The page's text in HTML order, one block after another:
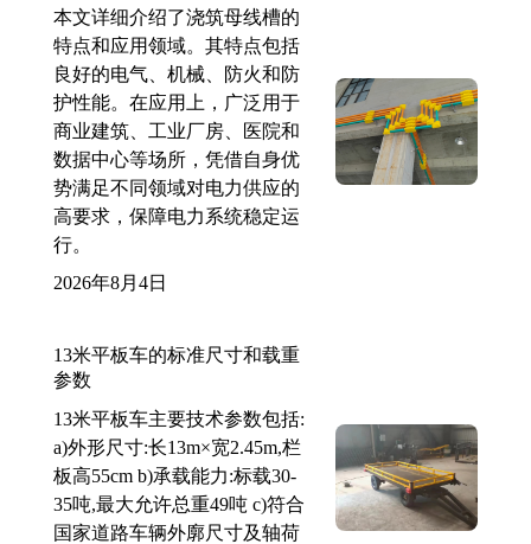
本文详细介绍了浇筑母线槽的
特点和应用领域。其特点包括
良好的电气、机械、防火和防
护性能。在应用上，广泛用于
商业建筑、工业厂房、医院和
数据中心等场所，凭借自身优
势满足不同领域对电力供应的
高要求，保障电力系统稳定运
行。
2026年8月4日
13米平板车的标准尺寸和载重
参数
13米平板车主要技术参数包括:
a)外形尺寸:长13m×宽2.45m,栏
板高55cm b)承载能力:标载30-
35吨,最大允许总重49吨 c)符合
国家道路车辆外廓尺寸及轴荷